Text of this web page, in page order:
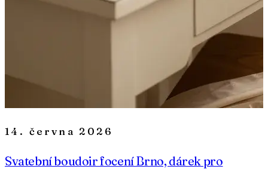
14. června 2026
Svatební boudoir focení Brno, dárek pro